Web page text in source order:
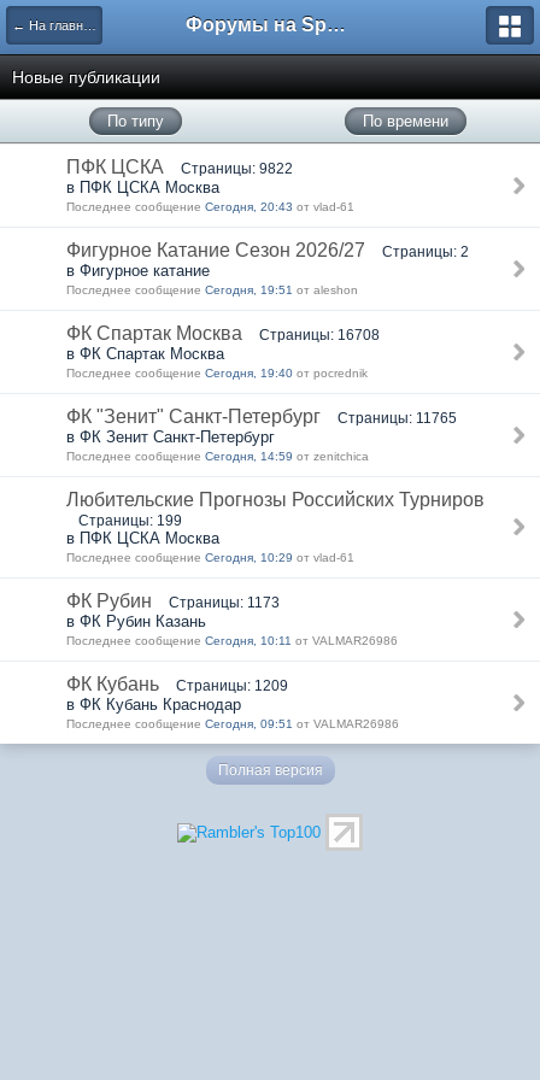
← На главную Форумы на Sportbox.ru
Новые публикации
По типу По времени
ПФК ЦСКА Страницы: 9822
в ПФК ЦСКА Москва
Последнее сообщение Сегодня, 20:43 от vlad-61
Фигурное Катание Сезон 2026/27 Страницы: 2
в Фигурное катание
Последнее сообщение Сегодня, 19:51 от aleshon
ФК Спартак Москва Страницы: 16708
в ФК Спартак Москва
Последнее сообщение Сегодня, 19:40 от pocrednik
ФК "Зенит" Санкт-Петербург Страницы: 11765
в ФК Зенит Санкт-Петербург
Последнее сообщение Сегодня, 14:59 от zenitchica
Любительские Прогнозы Российских Турниров
Страницы: 199
в ПФК ЦСКА Москва
Последнее сообщение Сегодня, 10:29 от vlad-61
ФК Рубин Страницы: 1173
в ФК Рубин Казань
Последнее сообщение Сегодня, 10:11 от VALMAR26986
ФК Кубань Страницы: 1209
в ФК Кубань Краснодар
Последнее сообщение Сегодня, 09:51 от VALMAR26986
Полная версия